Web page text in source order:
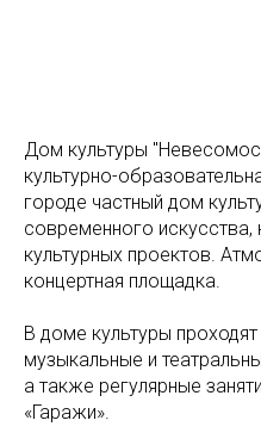
Дом культуры
культурно-
городе частный дом
современного
культурных проектов.
концертная площадка.
В доме культуры
музыкальные и
а также регулярные
«Гаражи».